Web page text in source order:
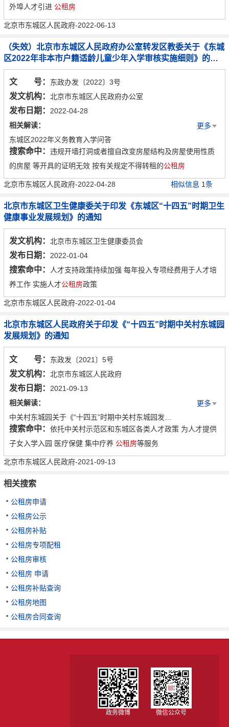
外埠人才引进 公租房
北京市东城区人民政府-2022-06-13
（失效）北京市东城区人民政府办公室转发区教委关于《东城
区2022年非本市户籍适龄儿童少年入学审核实施细则》的通
知
文 号： 东政办发〔2022〕3号
发文机构： 北京市东城区人民政府办公室
发布日期： 2022-04-28
相关解读：
更多
东城区2022年义务教育入学问答
一图读懂东城区2022年义务教育入学工作流程
搜索命中： 违规开墙打洞或者擅自改变房屋结构及房屋使用性质
的房屋 等开具的证明无效 按有关规定不得转租的公租房
北京市东城区人民政府-2022-04-28 相似信息 1条
北京市东城区卫生健康委关于印发《东城区“十四五”时期卫生
健康事业发展规划》的通知
发文机构： 北京市东城区卫生健康委员会
发布日期： 2022-01-04
搜索命中： 人才支持政策持续加强 每年投入专项经费用于人才培
养工作 实施人才公租房政策
北京市东城区人民政府-2022-01-04
北京市东城区人民政府关于印发《“十四五”时期中关村东城园
发展规划》的通知
文 号： 东政发〔2021〕5号
发文机构： 北京市东城区人民政府
发布日期： 2021-09-13
相关解读：
更多
中关村东城园关于《“十四五”时期中关村东城园发展规划》的政策解读
一图读懂-中关村东城园关于《“十四五”时期中关村东城园发展规划》
搜索命中： 依托中关村示范区和东城区各类人才政策 为人才提供
子女入学入园 医疗保健 集中疗养 公租房等服务
北京市东城区人民政府-2021-09-13
相关搜索
公租房申请
公租房公示
公租房补贴
公租房专项配租
公租房审核
公租房 申请
公租房补贴查询
公租房地图
公租房合同查询
政务微博 微信公众号